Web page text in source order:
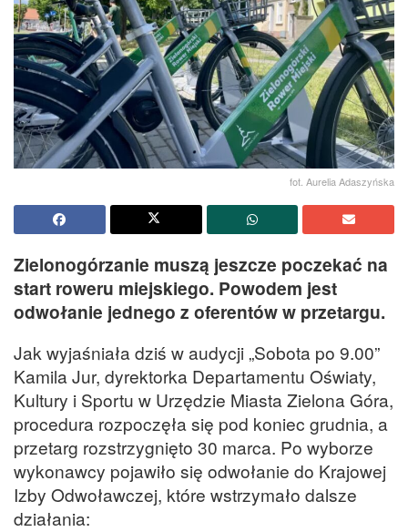
fot. Aurelia Adaszyńska
Zielonogórzanie muszą jeszcze poczekać na
start roweru miejskiego. Powodem jest
odwołanie jednego z oferentów w przetargu.
Jak wyjaśniała dziś w audycji „Sobota po 9.00”
Kamila Jur, dyrektorka Departamentu Oświaty,
Kultury i Sportu w Urzędzie Miasta Zielona Góra,
procedura rozpoczęła się pod koniec grudnia, a
przetarg rozstrzygnięto 30 marca. Po wyborze
wykonawcy pojawiło się odwołanie do Krajowej
Izby Odwoławczej, które wstrzymało dalsze
działania: